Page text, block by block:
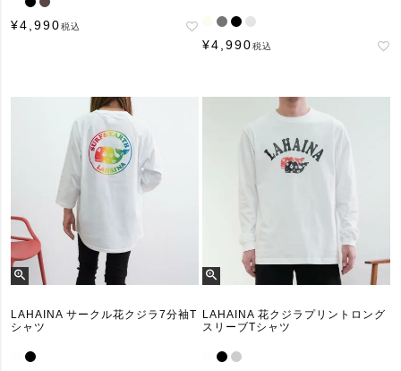
¥4,990税込
¥4,990税込
LAHAINA サークル花クジラ7分袖T
シャツ
LAHAINA 花クジラプリントロング
スリーブTシャツ